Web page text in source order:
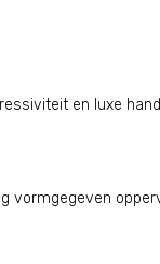
en luxe
vormgegeven